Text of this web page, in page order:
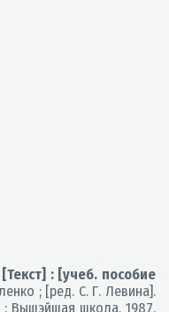
: [учеб. пособие
; [ред. С. Г. Левина].
: Вышэйшая школа, 1987.